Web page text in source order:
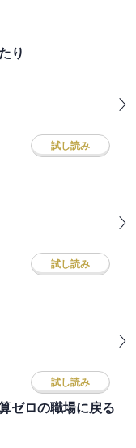
り
試し読み
試し読み
試し読み
ゼロの職場に戻る